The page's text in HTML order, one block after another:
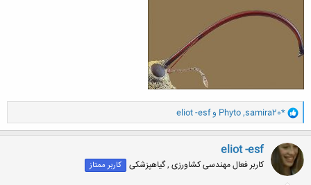
و
ا
ک
ن
ش
ه
ا
samira20*
,
Phyto وeliot -esf
eliot -esf
کاربر فعال مهندسی کشاورزی , گیاهپزشکی کاربر ممتاز